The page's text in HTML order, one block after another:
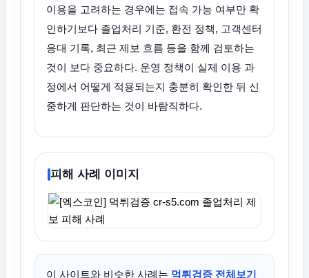
이용을 고려하는 경우에는 접속 가능 여부만 확
인하기보다 졸업처리 기준, 환전 정책, 고객센터
응대 기록, 최근 제보 흐름 등을 함께 검토하는
것이 보다 중요하다. 운영 정책이 실제 이용 과
정에서 어떻게 적용되는지 충분히 확인한 뒤 신
중하게 판단하는 것이 바람직하다.
피해 사례 이미지
이 사이트와 비슷한 사례는 먹튀검증 전체보기